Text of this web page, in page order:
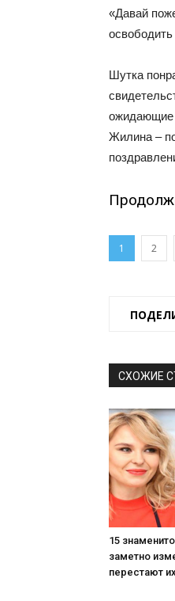
«Давай
Шутка
ожидающие
Жилина –
1 2
СХОЖИЕ
15
заметно
перестают